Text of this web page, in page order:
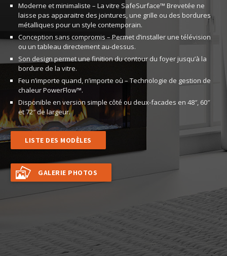
Moderne et minimaliste – La vitre SafeSurface™ Brevetée ne
laisse pas apparaitre des jointures, une grille ou des bordures
métalliques pour un style contemporain.
Conception sans compromis – Permet d’installer une télévision
ou un tableau directement au-dessus.
Son design permet une finition du contour du foyer jusqu’à la
bordure de la vitre.
Feu n’importe quand, n’importe où – Technologie de gestion de
chaleur PowerFlow™.
Disponible en version simple côté ou deux-facades en 48″, 60″
et 72″ de largeur.
LISTE DES MODÈLES
GALERIE PHOTOS